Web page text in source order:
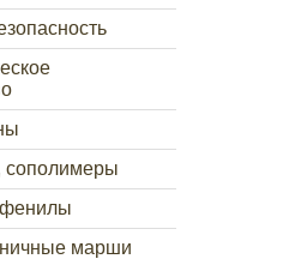
сополимеры
марши